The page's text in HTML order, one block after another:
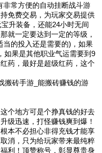
非常方便的自动挂断战斗游
免费交易，为玩家交易提供
升装备，还能24小时无间
就一定要达到一定的等级，
当的投入还是需要的)，如果
如果是其他职业气运需要到9
药，最好是超级红药，这个
个地方可是个挣真钱的好去
级迅速，打怪赚钱爽到爆！
本不必担心非得充钱才能享
消，只为给玩家带来最纯粹
利！顶赞称号，彰显尊贵身